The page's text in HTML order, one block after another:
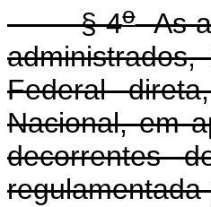
§ 4oAs
Federal
Nacional, em
decorrentes